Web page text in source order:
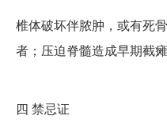
椎体破坏伴脓肿，或有死
者；压迫脊髓造成早期截瘫
四 禁忌证